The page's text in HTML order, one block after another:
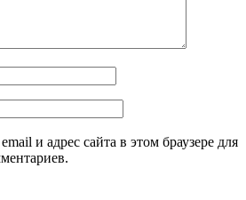
и адрес сайта в этом браузере для